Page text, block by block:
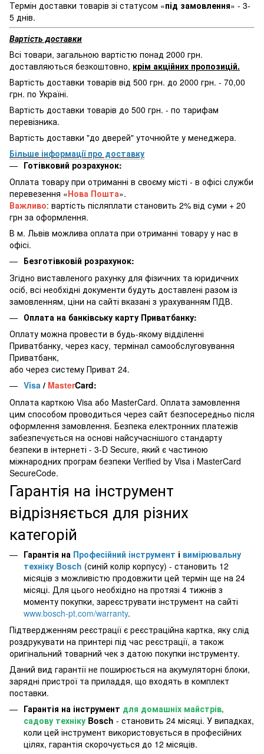
Термін доставки товарів зі статусом «під замовлення» - 3-
5 днів.
Вартість доставки
Всі товари, загальною вартістю понад 2000 грн.
доставляються безкоштовно, крім акційних пропозицій.
Вартість доставки товарів від 500 грн. до 2000 грн. - 70,00
грн. по Україні.
Вартість доставки товарів до 500 грн. - по тарифам
перевізника.
Вартість доставки "до дверей" уточнюйте у менеджера.
Більше інформації про доставку
Готівковий розрахунок:
Оплата товару при отриманні в своєму місті - в офісі служби
перевезення «Нова Пошта».
Важливо: вартість післяплати становить 2% від суми + 20
грн за оформлення.
В м. Львів можлива оплата при отриманні товару у нас в
офісі.
Безготівковій розрахунок:
Згідно виставленого рахунку для фізичних та юридичних
осіб, всі необхідні документи будуть доставлені разом із
замовленням, ціни на сайті вказані з урахуванням ПДВ.
Оплата на банківську карту Приватбанку:
Оплату можна провести в будь-якому відділенні
Приватбанку, через касу, термінал самообслуговування
Приватбанк,
або через систему Приват 24.
Visa / MasterCard:
Оплата карткою Visa або MasterCard. Оплата замовлення
цим способом проводиться через сайт безпосередньо після
оформлення замовлення. Безпека електронних платежів
забезпечується на основі найсучаснішого стандарту
безпеки в інтернеті - 3-D Secure, який є частиною
міжнародних програм безпеки Verified by Visa і MasterCard
SecureCode.
Гарантія на інструмент
відрізняється для різних
категорій
Гарантія на Професійний інструмент і вимірювальну
техніку Bosch (синій колір корпусу) - становить 12
місяців з можливістю продовжити цей термін ще на 24
місяці. Для цього необхідно на протязі 4 тижнів з
моменту покупки, зареєструвати інструмент на сайті
www.bosch-pt.com/warranty.
Підтвердженням реєстрації є реєстраційна картка, яку слід
роздрукувати на принтері під час реєстрації, а також
оригінальний товарний чек з датою покупки інструменту.
Даний вид гарантії не поширюється на акумуляторні блоки,
зарядні пристрої та приладдя, що входять в комплект
поставки.
Гарантія на інструмент для домашніх майстрів,
садову техніку Bosch - становить 24 місяці. У випадках,
коли цей інструмент використовується в професійних
цілях, гарантія скорочується до 12 місяців.